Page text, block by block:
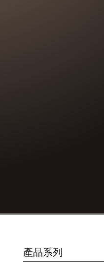
產品系列